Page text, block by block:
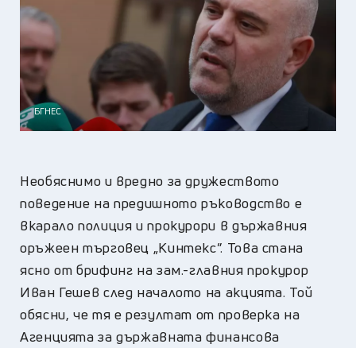
БГНЕС
Необяснимо и вредно за дружеството
поведение на предишното ръководство е
вкарало полиция и прокурори в държавния
оръжеен търговец „Кинтекс”. Това стана
ясно от брифинг на зам.-главния прокурор
Иван Гешев след началото на акцията. Той
обясни, че тя е резултат от проверка на
Агенцията за държавната финансова